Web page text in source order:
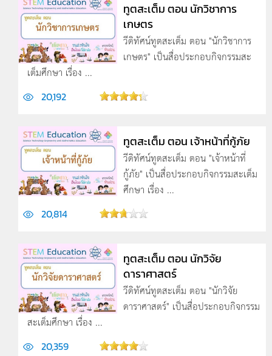
ทูตสะเต็ม ตอน นักวิชาการ
เกษตร
วีดิทัศน์ทูตสะเต็ม ตอน "นักวิชาการ
เกษตร" เป็นสื่อประกอบกิจกรรมสะ
เต็มศึกษา เรื่อง ...
20,192
ทูตสะเต็ม ตอน เจ้าหน้าที่กู้ภัย
วีดิทัศน์ทูตสะเต็ม ตอน "เจ้าหน้าที่
กู้ภัย" เป็นสื่อประกอบกิจกรรมสะเต็ม
ศึกษา เรื่อง ...
20,814
ทูตสะเต็ม ตอน นักวิจัย
ดาราศาสตร์
วีดิทัศน์ทูตสะเต็ม ตอน "นักวิจัย
ดาราศาสตร์" เป็นสื่อประกอบกิจกรรม
สะเต็มศึกษา เรื่อง ...
20,359